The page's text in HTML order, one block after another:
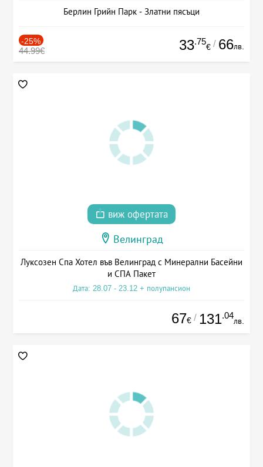
Берлин Грийн Парк - Златни пясъци
-25%
44.99€ 33.75
€ / 66лв.
виж офертата
Велинград
Луксозен Спа Хотел във Велинград с Минерални Басейни
и СПА Пакет
Дата: 28.07 - 23.12 + полупансион
67€ / 131.04
лв.